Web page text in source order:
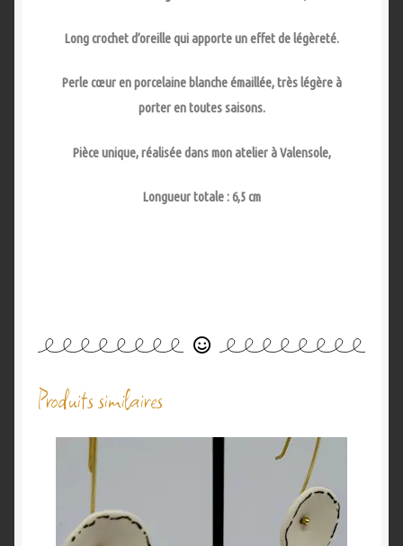
Long crochet d’oreille qui apporte un effet de légèreté.
Perle cœur en porcelaine blanche émaillée, très légère à
porter en toutes saisons.
Pièce unique, réalisée dans mon atelier à Valensole,
Longueur totale : 6,5 cm
Produits similaires